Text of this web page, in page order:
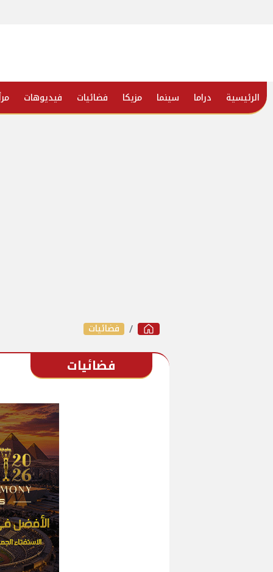
الرئيسية دراما سينما مزيكا فضائيات فيديوهات
فضائيات
فضائيات